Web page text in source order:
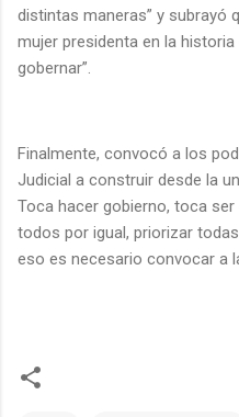
distintas maneras” y subrayó
mujer presidenta en la historia
gobernar”.
Finalmente, convocó a los
Judicial a construir desde la
Toca hacer gobierno, toca
todos por igual, priorizar
eso es necesario convocar a